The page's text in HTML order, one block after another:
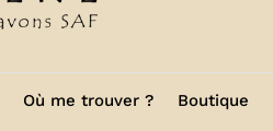
Où me trouver ? Boutique